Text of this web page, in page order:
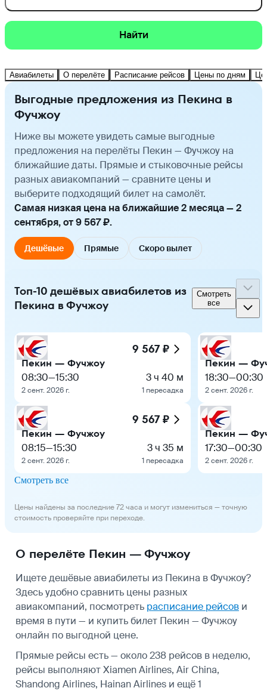
Найти
Авиабилеты О перелёте Расписание рейсов Цены по дням
Выгодные предложения из Пекина в
Фучжоу
Ниже вы можете увидеть самые выгодные
предложения на перелёты Пекин — Фучжоу на
ближайшие даты. Прямые и стыковочные рейсы
разных авиакомпаний — сравните цены и
выберите подходящий билет на самолёт.
Самая низкая цена на ближайшие 2 месяца — 2
сентября, от 9 567 ₽.
Дешёвые Прямые Скоро вылет
Топ-10 дешёвых авиабилетов из
Пекина в Фучжоу
Смотреть
все
9 567 ₽
Пекин — Фучжоу
08:30—15:30
2 сент. 2026 г.
3 ч 40 м
1 пересадка
9 567 ₽
Пекин — Фучжоу
08:15—15:30
2 сент. 2026 г.
3 ч 35 м
1 пересадка
Пекин —
18:30—00:30
2 сент. 2026 г.
Пекин —
17:30—00:30
2 сент. 2026 г.
Смотреть все
Цены найдены за последние 72 часа и могут измениться — точную
стоимость проверяйте при переходе.
О перелёте Пекин — Фучжоу
Ищете дешёвые авиабилеты из Пекина в Фучжоу?
Здесь удобно сравнить цены разных
авиакомпаний, посмотреть расписание рейсов и
время в пути — и купить билет Пекин — Фучжоу
онлайн по выгодной цене.
Прямые рейсы есть — около 238 рейсов в неделю,
рейсы выполняют Xiamen Airlines, Air China,
Shandong Airlines, Hainan Airlines и ещё 1